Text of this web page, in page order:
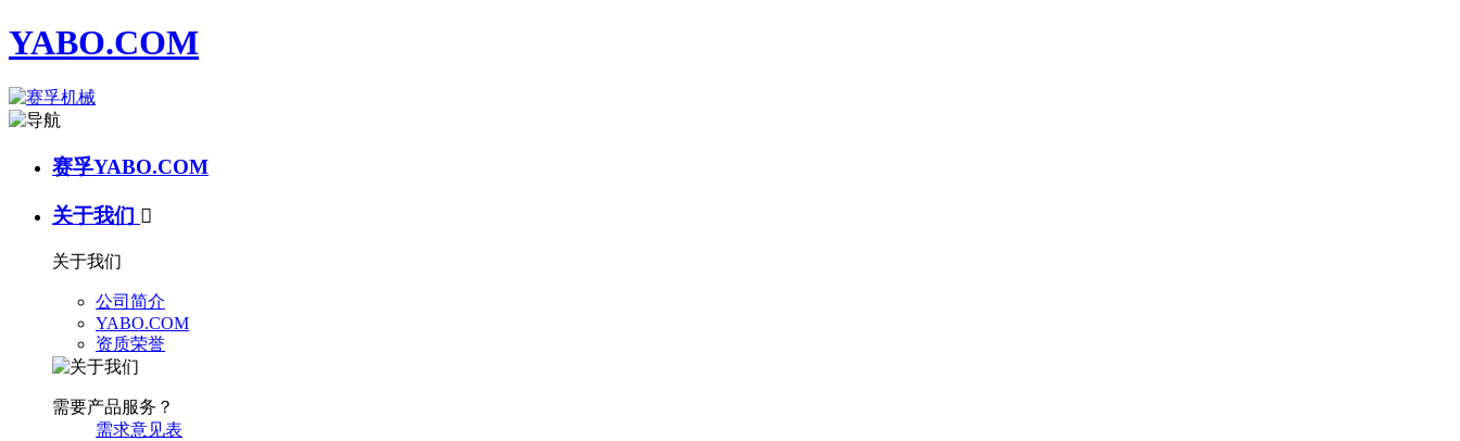
YABO.COM
赛孚YABO.COM
关于我们 
关于我们
公司简介
YABO.COM
资质荣誉
需要产品服务？
需求意见表